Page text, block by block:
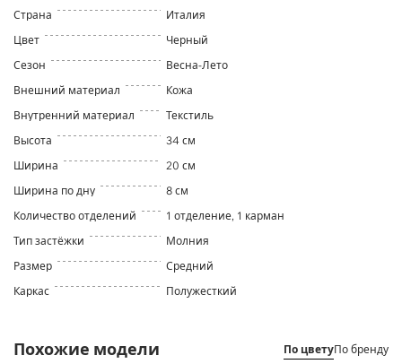
Страна
Италия
Цвет
Черный
Сезон
Весна-Лето
Внешний материал
Кожа
Внутренний материал
Текстиль
Высота
34 см
Ширина
20 см
Ширина по дну
8 см
Количество отделений
1 отделение, 1 карман
Тип застёжки
Молния
Размер
Средний
Каркас
Полужесткий
Похожие модели По цветуПо бренду